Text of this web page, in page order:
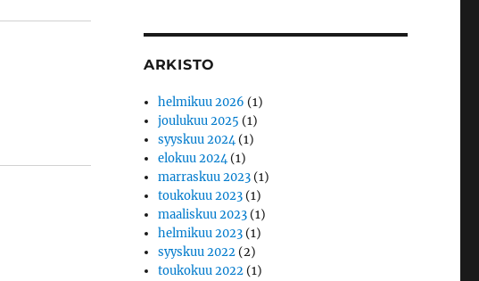
ARKISTO
helmikuu 2026 (1)
joulukuu 2025 (1)
syyskuu 2024(1)
elokuu 2024(1)
marraskuu 2023 (1)
toukokuu 2023 (1)
maaliskuu 2023 (1)
helmikuu 2023 (1)
syyskuu 2022 (2)
toukokuu 2022 (1)